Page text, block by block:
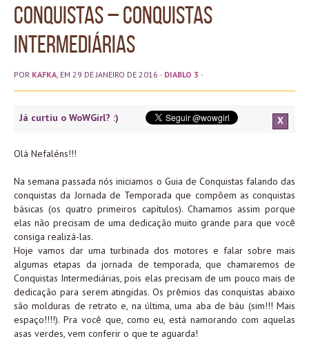
conquistas – Conquistas
Intermediárias
POR KAFKA , EM 29 DE JANEIRO DE 2016 · DIABLO 3 ·
Já curtiu o WoWGirl? :) X
Olá Nefaléns!!!
Na semana passada nós iniciamos o Guia de Conquistas falando das
conquistas da Jornada de Temporada que compõem as conquistas
básicas (os quatro primeiros capítulos). Chamamos assim porque
elas não precisam de uma dedicação muito grande para que você
consiga realizá-las.
Hoje vamos dar uma turbinada dos motores e falar sobre mais
algumas etapas da jornada de temporada, que chamaremos de
Conquistas Intermediárias, pois elas precisam de um pouco mais de
dedicação para serem atingidas. Os prêmios das conquistas abaixo
são molduras de retrato e, na última, uma aba de báu (sim!!! Mais
espaço!!!!). Pra você que, como eu, está namorando com aquelas
asas verdes, vem conferir o que te aguarda!